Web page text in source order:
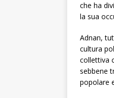
che ha
la sua
Adnan,
cultura
collettiva
sebbene
popolare